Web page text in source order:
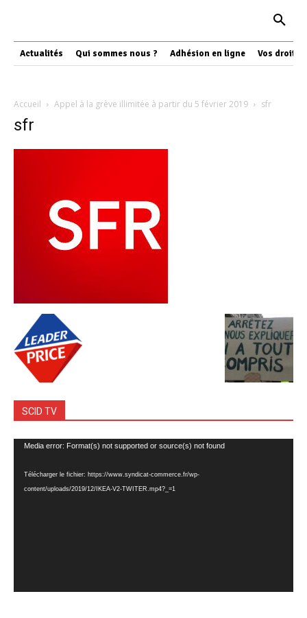
Actualités Qui sommes nous ? Adhésion en ligne Vos droits
Accueil Appel à la grève illimitée à partir du 5 février 2019 sfr
sfr
SCID TV
Lecteur
Media error: Format(s) not supported or source(s) not found
Télécharger le fichier: https://www.syndicat-commerce.fr/wp-
content/uploads/2019/12/IKEA-V2-TWITER.mp4?_=1